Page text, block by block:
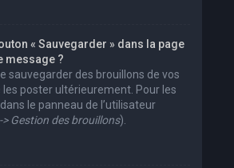
« Sauvegarder » dans la page
message ?
sauvegarder des brouillons de vos
poster ultérieurement. Pour les
le panneau de l’utilisateur
> Gestion des brouillons).